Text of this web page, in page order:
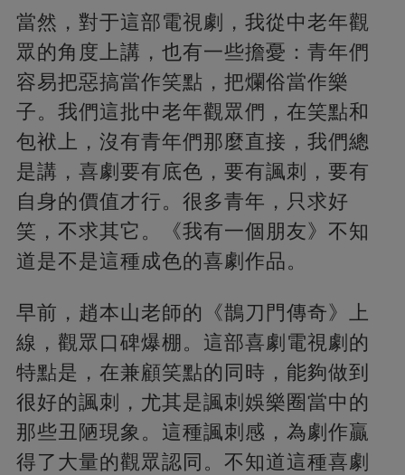
當然，對于這部電視劇，我從中老年觀
眾的角度上講，也有一些擔憂：青年們
容易把惡搞當作笑點，把爛俗當作樂
子。我們這批中老年觀眾們，在笑點和
包袱上，沒有青年們那麼直接，我們總
是講，喜劇要有底色，要有諷刺，要有
自身的價值才行。很多青年，只求好
笑，不求其它。《我有一個朋友》不知
道是不是這種成色的喜劇作品。
早前，趙本山老師的《鵲刀門傳奇》上
線，觀眾口碑爆棚。這部喜劇電視劇的
特點是，在兼顧笑點的同時，能夠做到
很好的諷刺，尤其是諷刺娛樂圈當中的
那些丑陋現象。這種諷刺感，為劇作贏
得了大量的觀眾認同。不知道這種喜劇